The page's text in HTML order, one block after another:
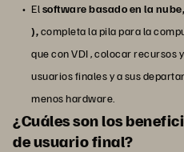
Elsoftware basado en la
),completa la pila para la
que con VDI , colocar recursos
usuarios finales y a sus
menos hardware.
¿Cuáles son los
de usuario final?